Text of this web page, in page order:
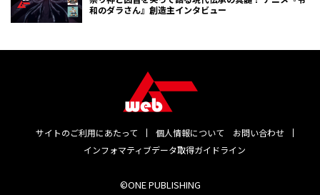
和のダラさん』創造主インタビュー
サイトのご利用にあたって 個人情報について
お問い合わせ
インフォマティブデータ取得ガイドライン
©ONE PUBLISHING